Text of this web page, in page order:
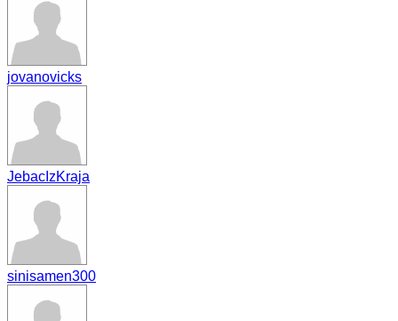
jovanovicks
JebacIzKraja
sinisamen300